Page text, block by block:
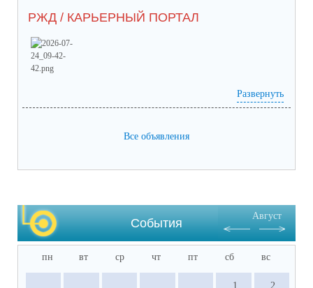
РЖД / КАРЬЕРНЫЙ ПОРТАЛ
(посмотреть)
Prilozhieniie_1 (53).pdf(скачать)(посмотреть)
Развернуть
Все объявления
События
Август
пн вт ср чт пт сб вс
1 2